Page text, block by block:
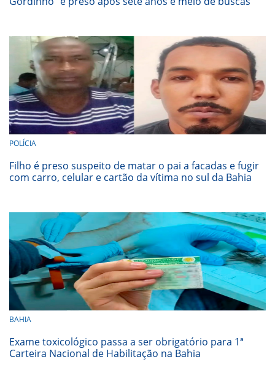
POLÍCIA
Filho é preso suspeito de matar o pai a facadas e fugir
com carro, celular e cartão da vítima no sul da Bahia
BAHIA
Exame toxicológico passa a ser obrigatório para 1ª
Carteira Nacional de Habilitação na Bahia